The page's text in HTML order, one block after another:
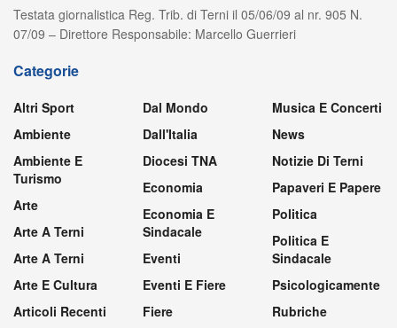
Testata giornalistica Reg. Trib. di Terni il 05/06/09 al nr. 905 N.
07/09 – Direttore Responsabile: Marcello Guerrieri
Categorie
Altri Sport
Ambiente
Ambiente E
Turismo
Arte
Arte A Terni
Arte A Terni
Arte E Cultura
Articoli Recenti
Dal Mondo
Dall'Italia
Diocesi TNA
Economia
Economia E
Sindacale
Eventi
Eventi E Fiere
Fiere
Musica E Concerti
News
Notizie Di Terni
Papaveri E Papere
Politica
Politica E
Sindacale
Psicologicamente
Rubriche